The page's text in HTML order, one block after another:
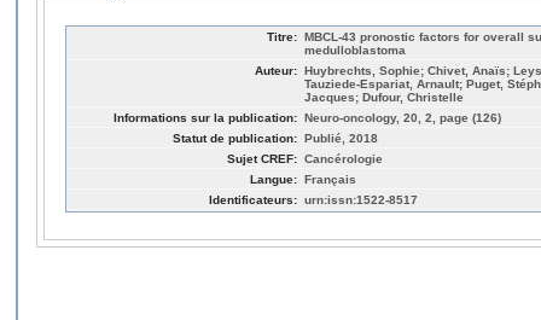
Titre: MBCL-43 pronostic factors for overall
medulloblastoma
Auteur: Huybrechts, Sophie; Chivet, Anaïs;
Tauziede-Espariat, Arnault; Puget,
Jacques; Dufour, Christelle
Informations sur la publication: Neuro-oncology, 20, 2, page (126)
Statut de publication: Publié, 2018
Sujet CREF: Cancérologie
Langue: Français
Identificateurs: urn:issn:1522-8517